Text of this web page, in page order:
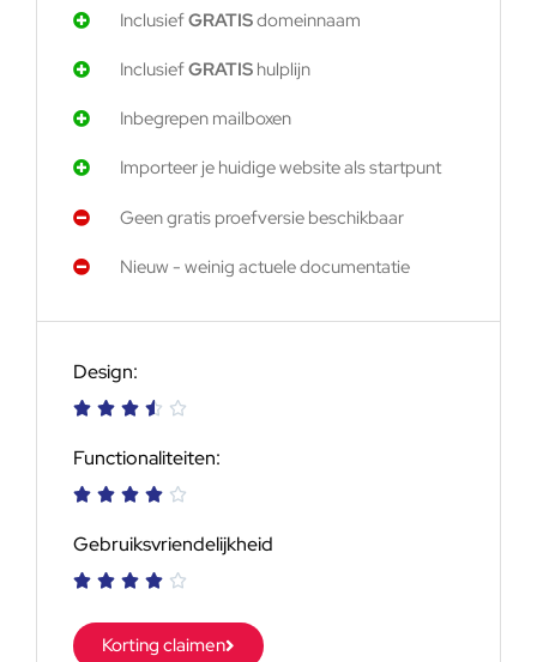
InclusiefGRATISdomeinnaam
InclusiefGRATIShulplijn
Inbegrepen mailboxen
Importeer je huidige website als startpunt
Geen gratis proefversie beschikbaar
Nieuw - weinig actuele documentatie
Design:
    
Functionaliteiten:
    
Gebruiksvriendelijkheid
    
Korting claimen